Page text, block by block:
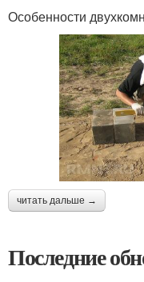
Особенности
читать дальше →
Последние